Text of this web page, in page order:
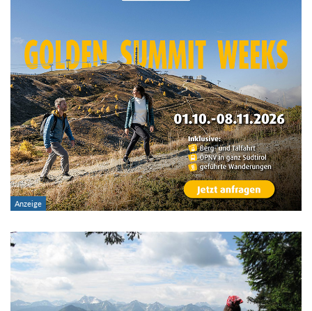
Im Tourenarchiv suchen
Region:
Gebirge:
Art der Tour:
Schwierigkeitsgrad:
von
bis
Kondition (Tourdauer):